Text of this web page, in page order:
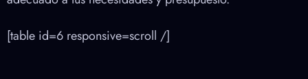
[table id=6 responsive=scroll /]